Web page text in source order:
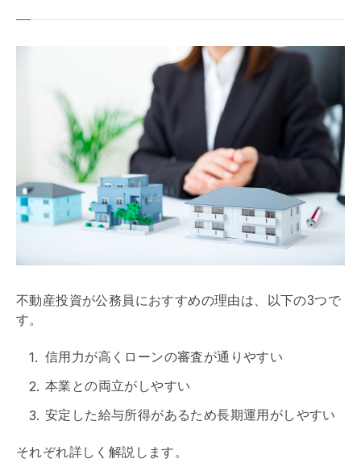
不動産投資が公務員におすすめの理由は、以下の3つで
す。
信用力が高くローンの審査が通りやすい
本業との両立がしやすい
安定した給与所得があるため長期運用がしやすい
それぞれ詳しく解説します。